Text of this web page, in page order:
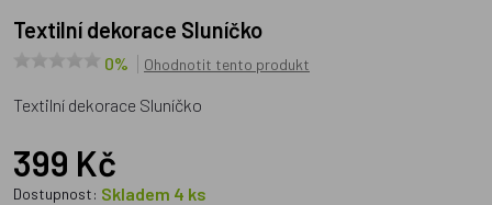
Textilní dekorace Sluníčko
0% Ohodnotit tento produkt
Textilní dekorace Sluníčko
399 Kč
Dostupnost: Skladem 4 ks